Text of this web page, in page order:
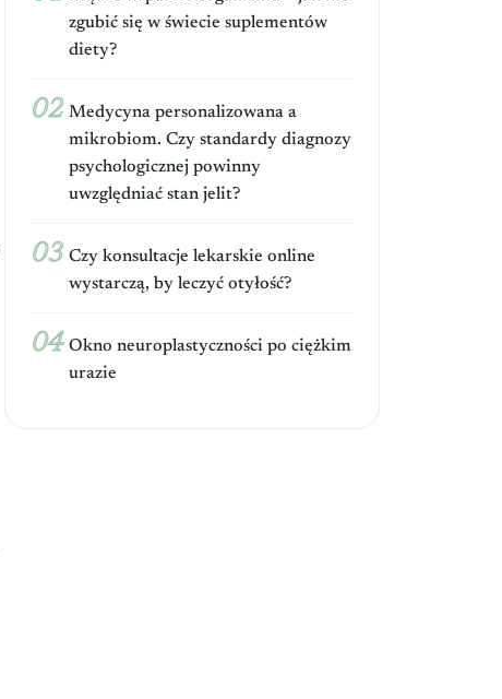
zgubić się w świecie suplementów
diety?
Medycyna personalizowana a
mikrobiom. Czy standardy diagnozy
psychologicznej powinny
uwzględniać stan jelit?
Czy konsultacje lekarskie online
wystarczą, by leczyć otyłość?
Okno neuroplastyczności po ciężkim
urazie